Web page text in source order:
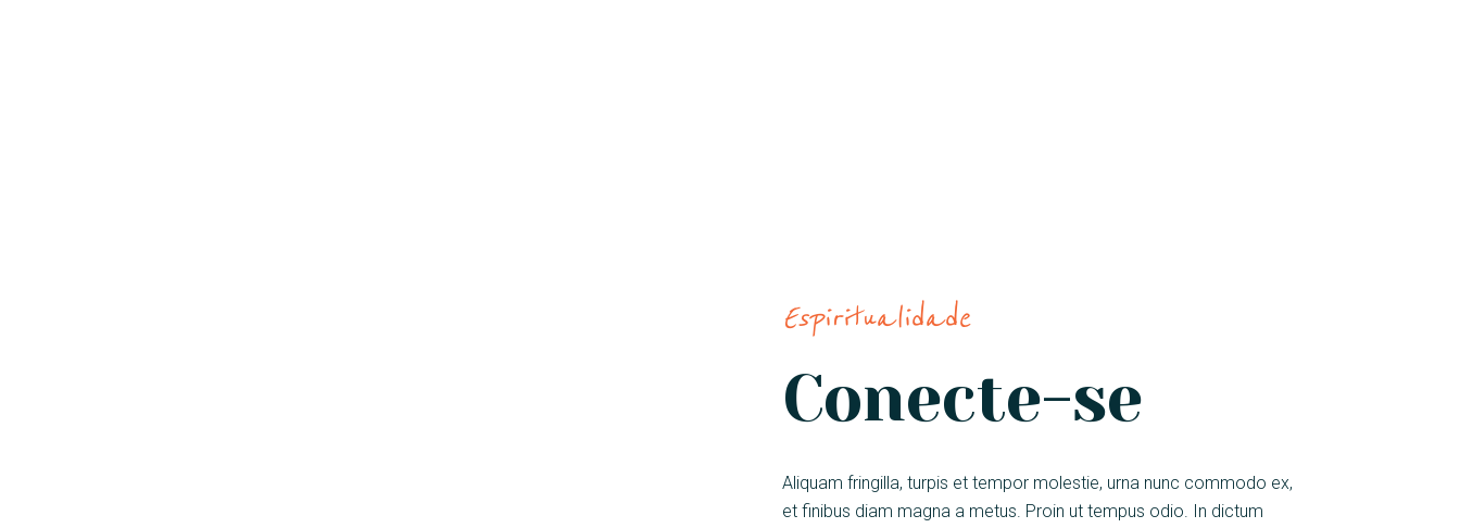
Espiritualidade
Conecte-se
Aliquam fringilla, turpis et tempor molestie, urna nunc commodo ex,
et finibus diam magna a metus. Proin ut tempus odio. In dictum